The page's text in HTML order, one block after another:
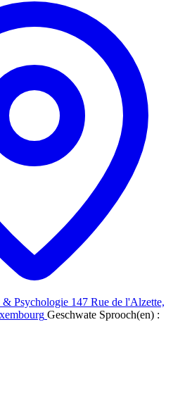
& Psychologie 147 Rue de l'Alzette,
Geschwate Sprooch(en) :